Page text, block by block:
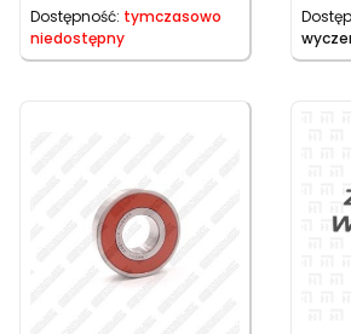
Dostępność: tymczasowo
niedostępny